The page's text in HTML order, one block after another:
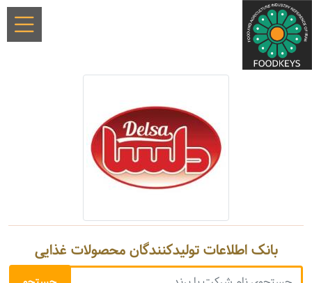
بانک اطلاعات تولیدکنندگان محصولات غذایی